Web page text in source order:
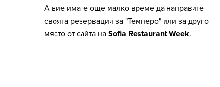
А вие имате още малко време да направите
своята резервация за "Темперо" или за друго
място от сайта на Sofia Restaurant Week.